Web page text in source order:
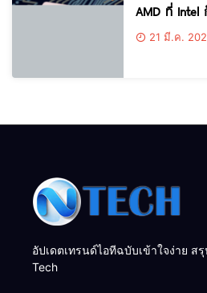
AMD ที่ Intel
21 มี.ค.
อัปเดตเทรนด์ไอทีฉบับเข้าใจง่าย ส
Tech